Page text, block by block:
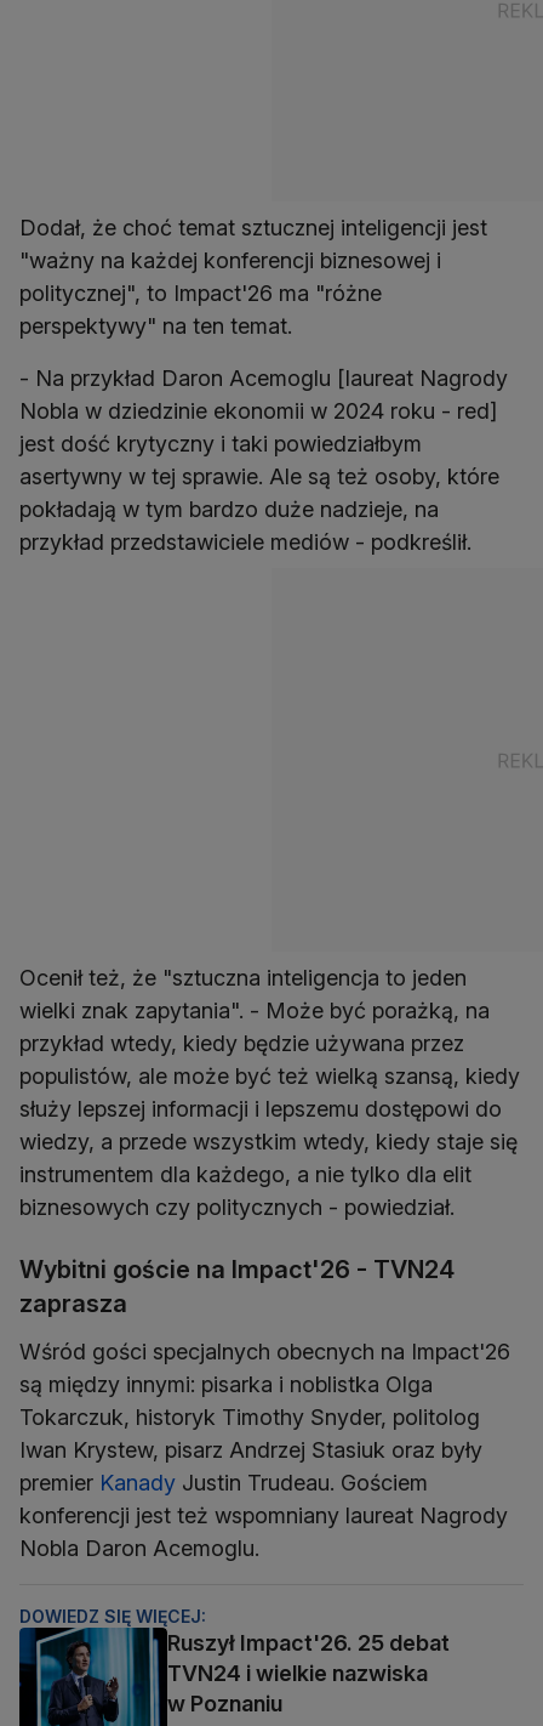
Dodał, że choć temat sztucznej inteligencji jest
"ważny na każdej konferencji biznesowej i
politycznej", to Impact'26 ma "różne
perspektywy" na ten temat.
- Na przykład Daron Acemoglu [laureat Nagrody
Nobla w dziedzinie ekonomii w 2024 roku - red]
jest dość krytyczny i taki powiedziałbym
asertywny w tej sprawie. Ale są też osoby, które
pokładają w tym bardzo duże nadzieje, na
przykład przedstawiciele mediów - podkreślił.
Ocenił też, że "sztuczna inteligencja to jeden
wielki znak zapytania". - Może być porażką, na
przykład wtedy, kiedy będzie używana przez
populistów, ale może być też wielką szansą, kiedy
służy lepszej informacji i lepszemu dostępowi do
wiedzy, a przede wszystkim wtedy, kiedy staje się
instrumentem dla każdego, a nie tylko dla elit
biznesowych czy politycznych - powiedział.
Wybitni goście na Impact'26 - TVN24
zaprasza
Wśród gości specjalnych obecnych na Impact'26
są między innymi: pisarka i noblistka Olga
Tokarczuk, historyk Timothy Snyder, politolog
Iwan Krystew, pisarz Andrzej Stasiuk oraz były
premier Kanady Justin Trudeau. Gościem
konferencji jest też wspomniany laureat Nagrody
Nobla Daron Acemoglu.
DOWIEDZ SIĘ WIĘCEJ:
Ruszył Impact'26. 25 debat
TVN24 i wielkie nazwiska
w Poznaniu